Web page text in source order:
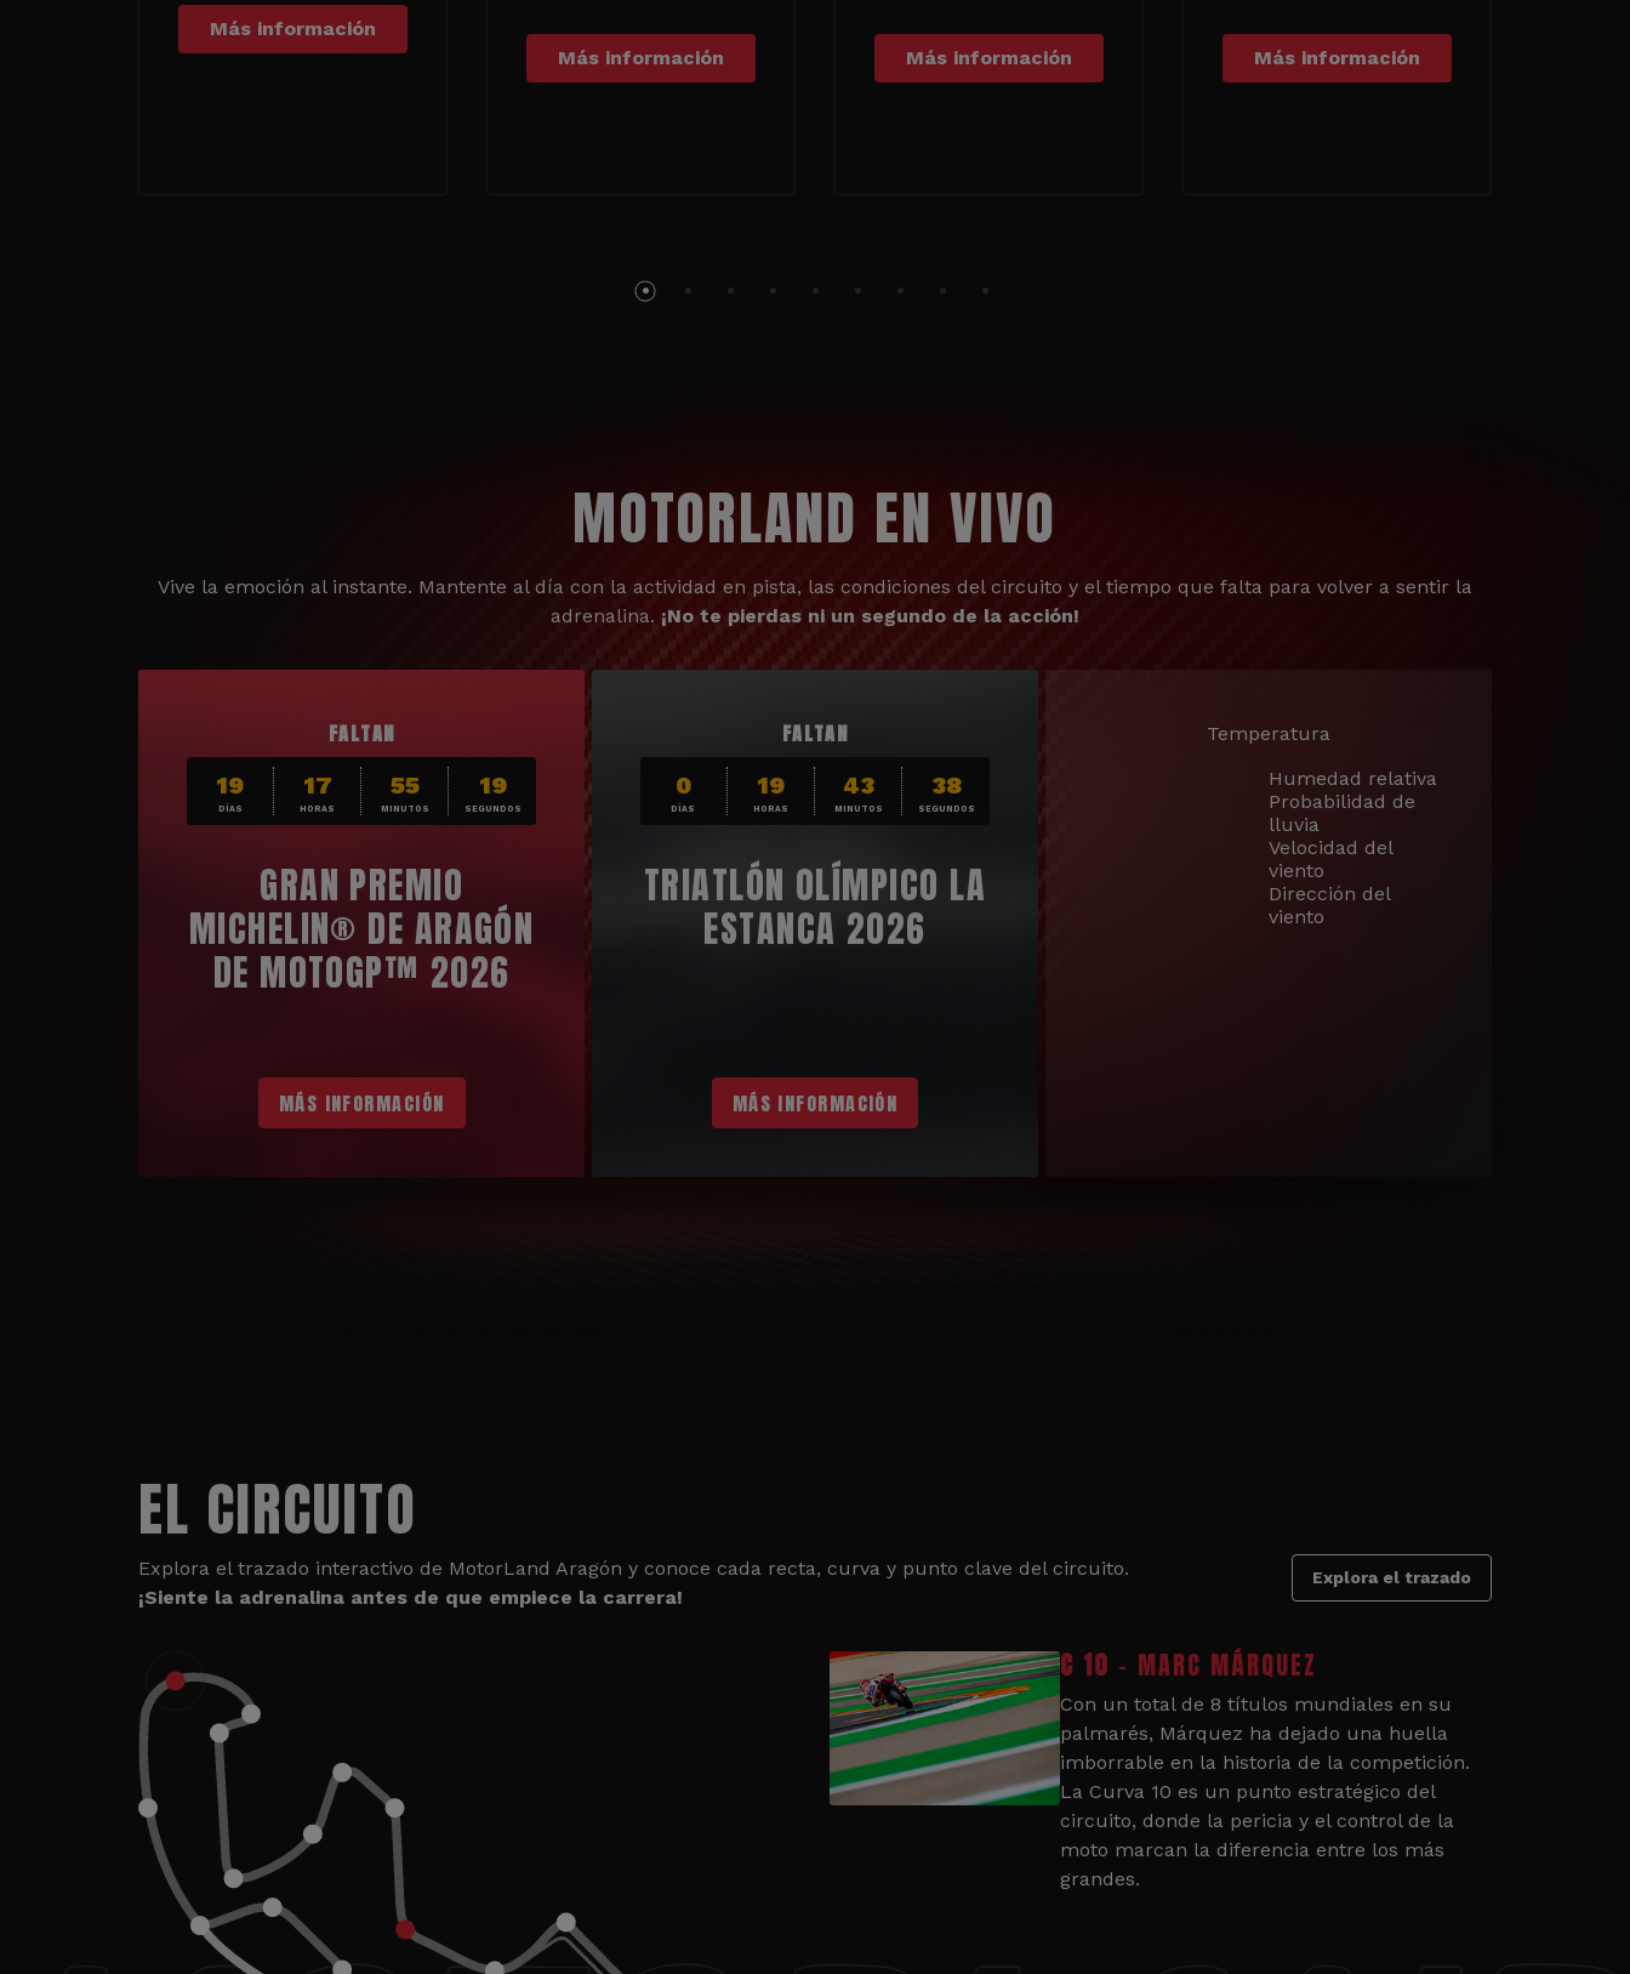
Más información
Más información Más información Más información
MOTORLAND EN VIVO
Vive la emoción al instante. Mantente al día con la actividad en pista, las condiciones del circuito y el tiempo que falta para volver a sentir la
adrenalina. ¡No te pierdas ni un segundo de la acción!
FALTAN
19
DÍAS
17
HORAS
55
MINUTOS
17
SEGUNDOS
GRAN PREMIO
MICHELIN® DE ARAGÓN
DE MOTOGP™ 2026
MÁS INFORMACIÓN
FALTAN
0
DÍAS
19
HORAS
43
MINUTOS
36
SEGUNDOS
TRIATLÓN OLÍMPICO LA
ESTANCA 2026
MÁS INFORMACIÓN
Temperatura
Humedad relativa
Probabilidad de
lluvia
Velocidad del
viento
Dirección del
viento
EL CIRCUITO
Explora el trazado interactivo de MotorLand Aragón y conoce cada recta, curva y punto clave del circuito.
¡Siente la adrenalina antes de que empiece la carrera!
Explora el trazado
C 10 - MARC MÁRQUEZ
Con un total de 8 títulos mundiales en su
palmarés, Márquez ha dejado una huella
imborrable en la historia de la competición.
La Curva 10 es un punto estratégico del
circuito, donde la pericia y el control de la
moto marcan la diferencia entre los más
grandes.